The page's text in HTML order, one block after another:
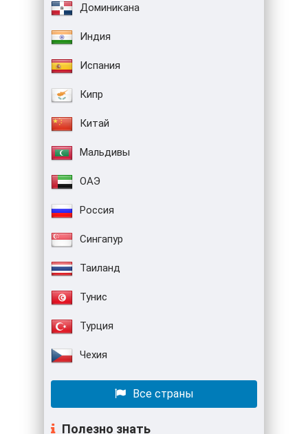
Доминикана
Индия
Испания
Кипр
Китай
Мальдивы
ОАЭ
Россия
Сингапур
Таиланд
Тунис
Турция
Чехия
Все страны
Полезно знать